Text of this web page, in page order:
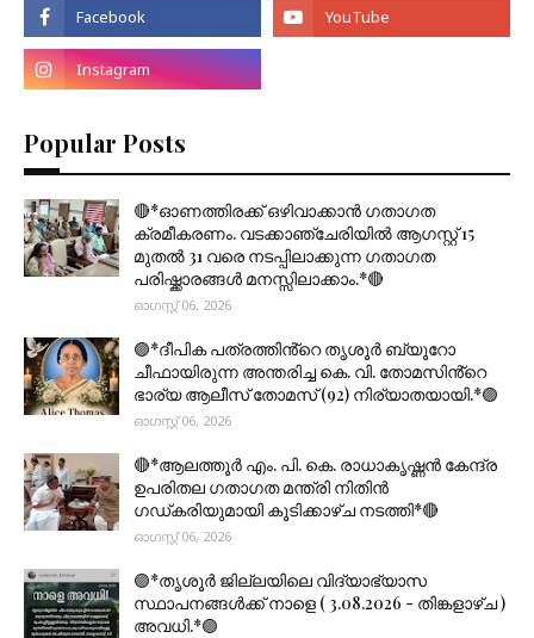
Popular Posts
🔴*ഓണത്തിരക്ക് ഒഴിവാക്കാൻ ഗതാഗത
ക്രമീകരണം. വടക്കാഞ്ചേരിയിൽ ആഗസ്റ്റ് 15
മുതല്‍ 31 വരെ നടപ്പിലാക്കുന്ന ഗതാഗത
പരിഷ്ക്കാരങ്ങൾ മനസ്സിലാക്കാം.*🔴
ഓഗസ്റ്റ് 06, 2026
🟣*ദീപിക പത്രത്തിൻ്റെ തൃശൂർ ബ്യൂറോ
ചീഫായിരുന്ന അന്തരിച്ച കെ. വി. തോമസിൻ്റെ
ഭാര്യ ആലീസ് തോമസ് (92) നിര്യാതയായി.*🟣
ഓഗസ്റ്റ് 06, 2026
🔴*ആലത്തൂർ എം. പി. കെ. രാധാകൃഷ്ണൻ കേന്ദ്ര
ഉപരിതല ഗതാഗത മന്ത്രി നിതിൻ
ഗഡ്കരിയുമായി കൂടിക്കാഴ്ച നടത്തി*🔴
ഓഗസ്റ്റ് 06, 2026
🟣*തൃശൂര്‍ ജില്ലയിലെ വിദ്യാഭ്യാസ
സ്ഥാപനങ്ങൾക്ക് നാളെ ( 3.08.2026 - തിങ്കളാഴ്ച )
അവധി.*🟣